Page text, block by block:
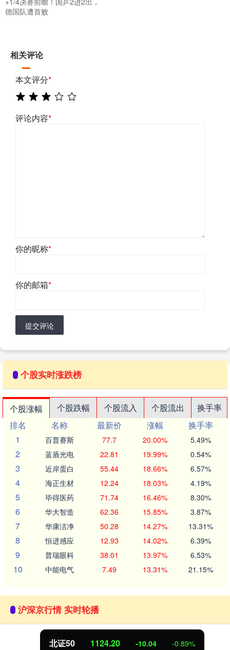
德国队遭首败
相关评论
本文评分*
评论内容*
你的昵称*
你的邮箱*
提交评论
个股实时涨跌榜
个股涨幅 个股跌幅 个股流入 个股流出
换手率
排名
名称 最新价 涨幅
换手率
1
百普赛斯 77.7 20.00% 5.49%
2 蓝盾光电 22.81 19.99% 0.54%
3 近岸蛋白 55.44 18.66% 6.57%
4 海正生材 12.24 18.03% 4.19%
5 毕得医药 71.74 16.46% 8.30%
6 华大智造 62.36 15.85% 3.87%
7 华康洁净 50.28 14.27% 13.31%
8 恒进感应 12.93 14.02% 6.39%
9 普瑞眼科 38.01 13.97% 6.53%
10 中能电气 7.49 13.31% 21.15%
沪深京行情 实时轮播
北证50 1124.20 -10.04 -0.89%